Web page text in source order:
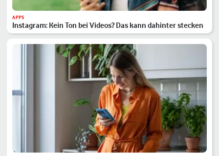
APPS
Instagram: Kein Ton bei Videos? Das kann dahinter stecken